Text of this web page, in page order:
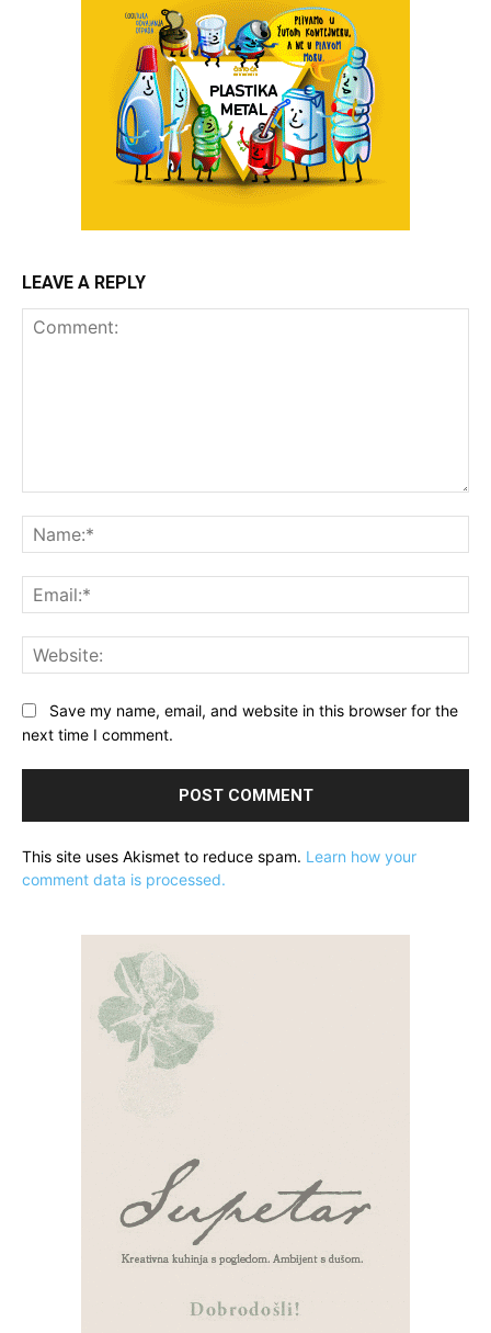
LEAVE A REPLY
Save my name, email, and website in this browser for the
next time I comment.
This site uses Akismet to reduce spam. Learn how your
comment data is processed.